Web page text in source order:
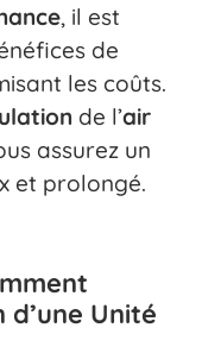
, il est
de
les coûts.
de l’air
assurez un
et prolongé.
Unité